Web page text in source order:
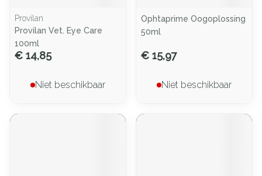
Provilan
Provilan Vet. Eye Care
100ml
€ 14,85
Niet beschikbaar
Ophtaprime Oogoplossing
50ml
€ 15,97
Niet beschikbaar